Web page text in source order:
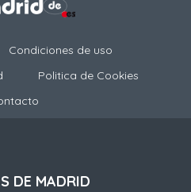
Condiciones de uso
Politica de Cookies
DE MADRID